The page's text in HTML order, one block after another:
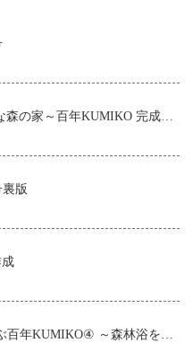
裏版
成